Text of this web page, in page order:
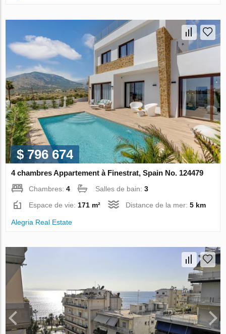
$ 796 674
4 chambres Appartement à Finestrat, Spain No. 124479
Chambres:4 Salles de bain:3
Espace de vie: 171 m² Distance de la mer:5 km
Alegria Real Estate